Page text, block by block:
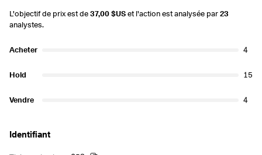
L'objectif de prix est de37,00 $USet l'action est analysée par23
analystes.
Acheter 4
Hold 15
Vendre 4
Identifiant